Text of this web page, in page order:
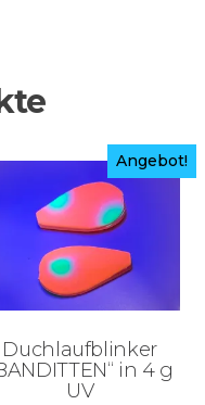
Angebot!
Duchlaufblinker
in 4 g
UV